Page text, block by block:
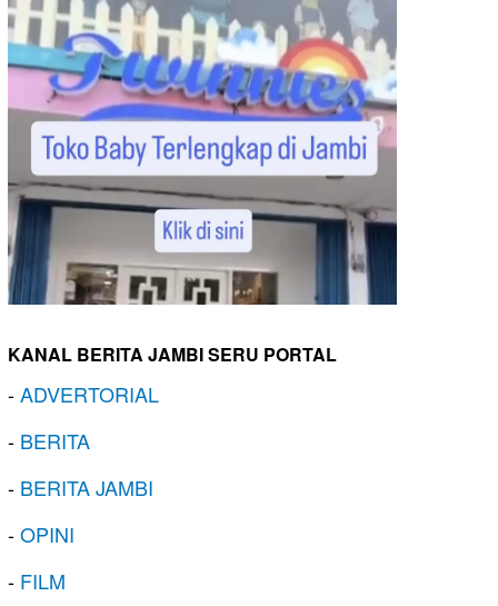
KANAL BERITA JAMBI SERU PORTAL
-ADVERTORIAL
- BERITA
- BERITA JAMBI
-OPINI
- FILM